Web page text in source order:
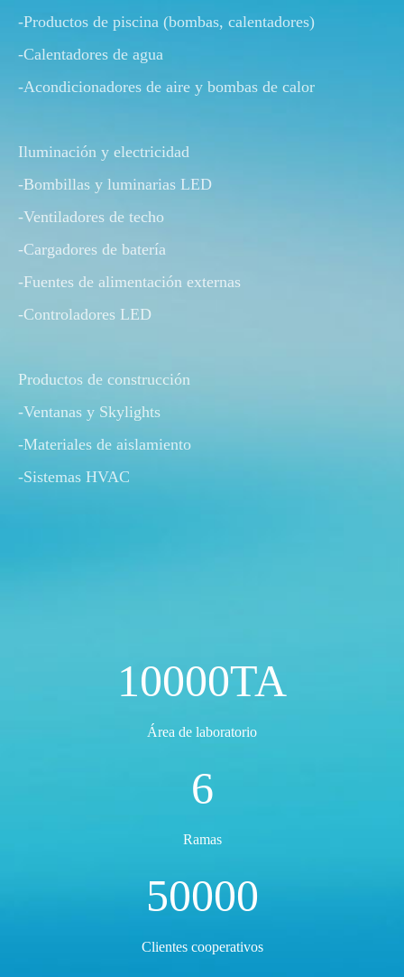
-Productos de piscina (bombas, calentadores)
-Calentadores de agua
-Acondicionadores de aire y bombas de calor
Iluminación y electricidad
-Bombillas y luminarias LED
-Ventiladores de techo
-Cargadores de batería
-Fuentes de alimentación externas
-Controladores LED
Productos de construcción
-Ventanas y Skylights
-Materiales de aislamiento
-Sistemas HVAC
10000TA
Área de laboratorio
6
Ramas
50000
Clientes cooperativos